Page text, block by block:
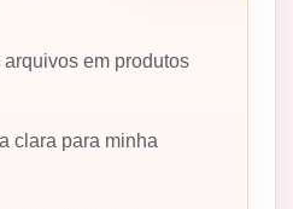
em produtos
clara para minha